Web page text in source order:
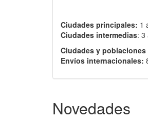
Ciudades principales: 1
Ciudades intermedias: 3
Ciudades y
Envíos internacionales:
Novedades